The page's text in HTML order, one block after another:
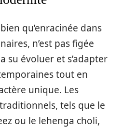
qu’enracinée dans
n’est pas figée
su évoluer et s’adapter
tout en
unique. Les
tels que le
ou le lehenga choli,